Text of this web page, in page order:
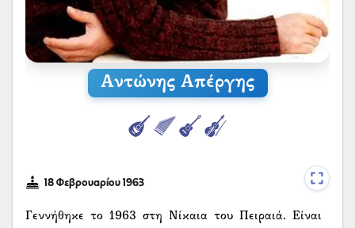
Αντώνης Απέργης
18 Φεβρουαρίου 1963
Γεννήθηκε το 1963 στη Νίκαια του Πειραιά. Είναι